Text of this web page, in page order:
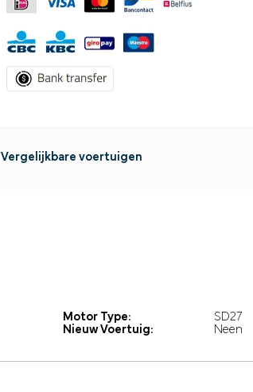
Vergelijkbare voertuigen
Motor Type:
SD27
Nieuw Voertuig:
Neen